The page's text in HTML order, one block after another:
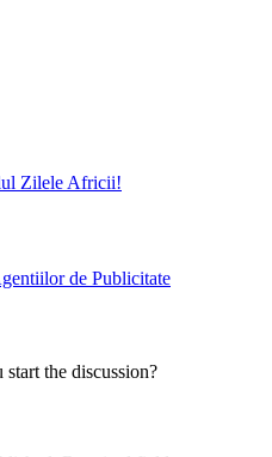
Zilele Africii!
de Publicitate
the discussion?